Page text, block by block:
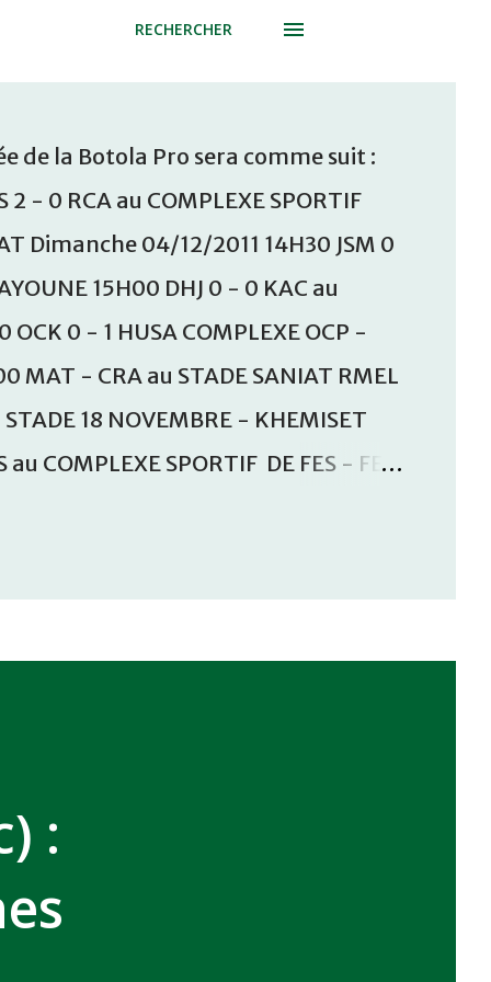
RECHERCHER
de la Botola Pro sera comme suit :
- 0 RCA au COMPLEXE SPORTIF
Dimanche 04/12/2011 14H30 JSM 0
15H00 DHJ 0 - 0 KAC au
OCK 0 - 1 HUSA COMPLEXE OCP -
MAT - CRA au STADE SANIAT RMEL
18 NOVEMBRE - KHEMISET
COMPLEXE SPORTIF DE FES - FES
: